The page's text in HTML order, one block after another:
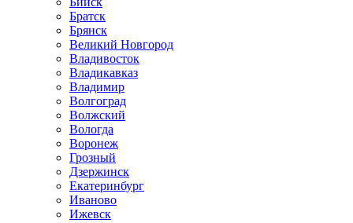
Братск
Брянск
Великий Новгород
Владивосток
Владикавказ
Владимир
Волгоград
Волжский
Вологда
Воронеж
Грозный
Дзержинск
Екатеринбург
Иваново
Ижевск